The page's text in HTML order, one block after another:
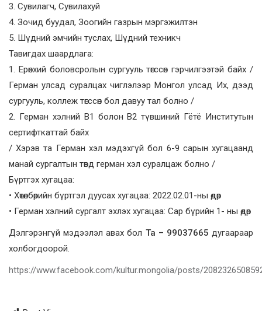
3. Сувилагч, Сувилахуй
4. Зочид буудал, Зоогийн газрын мэргэжилтэн
5. Шүдний эмчийн туслах, Шүдний техникч
Тавигдах шаардлага:
1. Ерөнхий боловсролын сургууль төгссөн гэрчилгээтэй байх /
Герман улсад суралцах чиглэлээр Монгол улсад Их, дээд
сургууль, коллеж төгссөн бол давуу тал болно /
2. Герман хэлний В1 болон В2 түвшиний Гётё Институтын
сертифткаттай байх
/ Хэрэв та Герман хэл мэдэхгүй бол 6-9 сарын хугацаанд
манай сургалтын төвд герман хэл суралцаж болно /
Бүртгэх хугацаа:
• Хөтөлбөрийн бүртгэл дуусах хугацаа: 2022.02.01-ны өдөр
• Герман хэлний сургалт эхлэх хугацаа: Сар бүрийн 1- ны өдөр
Дэлгэрэнгүй мэдээлэл авах бол Та – 99037665 дугаараар
холбогдоорой.
https://www.facebook.com/kultur.mongolia/posts/